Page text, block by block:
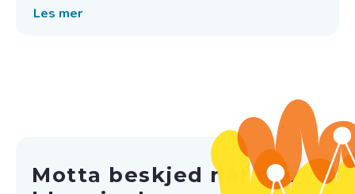
Les mer
Motta beskjed når nye